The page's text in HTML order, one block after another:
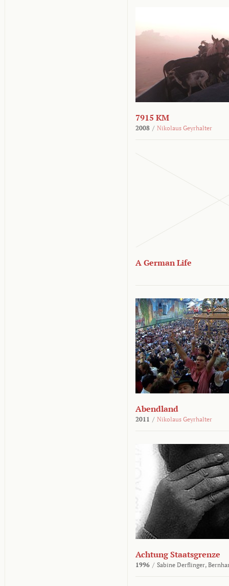
7915 KM
2008 / Nikolaus Geyrhalter
A German Life
Abendland
2011 / Nikolaus Geyrhalter
Achtung Staatsgrenze
1996 / Sabine Derflinger,